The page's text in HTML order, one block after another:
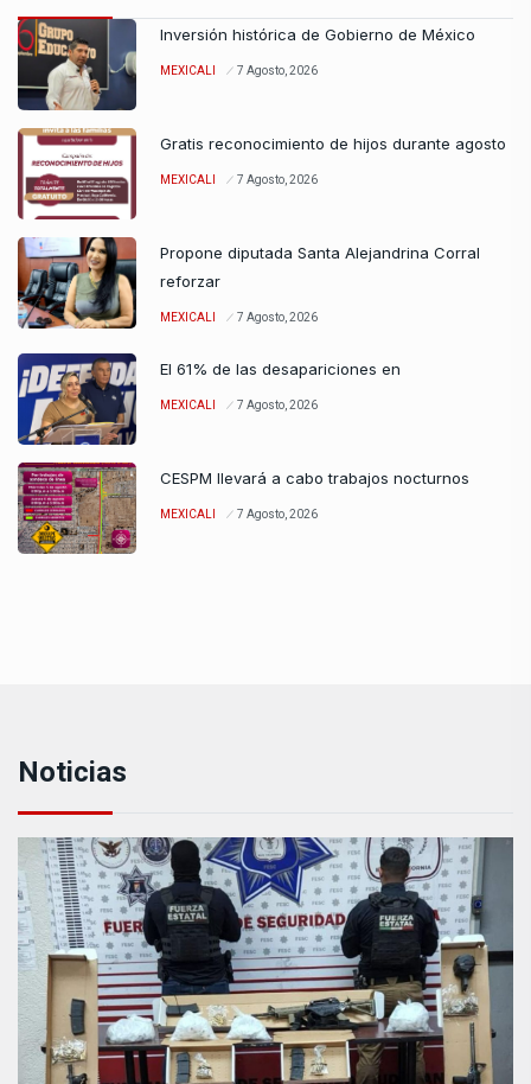
Inversión histórica de Gobierno de México
MEXICALI 7 Agosto, 2026
Gratis reconocimiento de hijos durante agosto
MEXICALI 7 Agosto, 2026
Propone diputada Santa Alejandrina Corral
reforzar
MEXICALI 7 Agosto, 2026
El 61% de las desapariciones en
MEXICALI 7 Agosto, 2026
CESPM llevará a cabo trabajos nocturnos
MEXICALI 7 Agosto, 2026
Noticias